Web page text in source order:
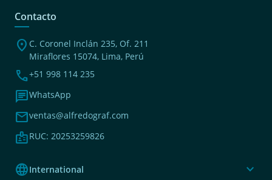
Contacto
location_on C. Coronel Inclán 235, Of. 211
Miraflores 15074, Lima, Perú
phone+51 998 114 235
chatWhatsApp
mailventas@alfredograf.com
badgeRUC: 20253259826
languageInternational expand_more